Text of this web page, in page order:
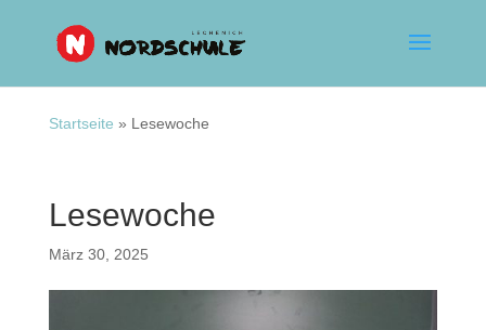
Startseite » Lesewoche
Lesewoche
März 30, 2025